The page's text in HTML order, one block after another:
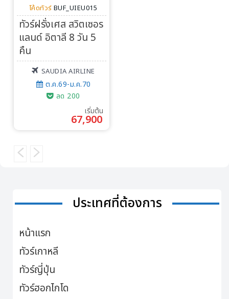
โค้ดทัวร์ BUF_UIEU015
ทัวร์ฝรั่งเศส สวิตเซอร
แลนด์ อิตาลี 8 วัน 5
คืน
SAUDIA AIRLINE
ต.ค.69-ม.ค.70
ลด 200
เริ่มต้น
67,900
ประเทศที่ต้องการ
หน้าแรก
ทัวร์เกาหลี
ทัวร์ญี่ปุ่น
ทัวร์ฮอกไกโด